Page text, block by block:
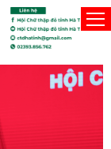
sự vì lợi ích của